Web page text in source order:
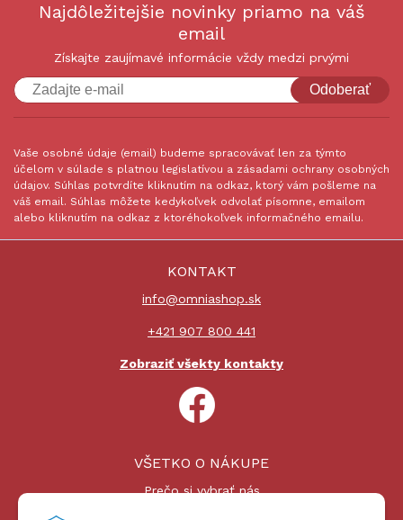
Najdôležitejšie novinky priamo na váš
email
Získajte zaujímavé informácie vždy medzi prvými
Odoberať
Vaše osobné údaje (email) budeme spracovávať len za týmto
účelom v súlade s platnou legislatívou a zásadami ochrany osobných
údajov. Súhlas potvrdíte kliknutím na odkaz, ktorý vám pošleme na
váš email. Súhlas môžete kedykoľvek odvolať písomne, emailom
alebo kliknutím na odkaz z ktoréhokoľvek informačného emailu.
KONTAKT
info@omniashop.sk
+421 907 800 441
Zobraziť všekty kontakty
VŠETKO O NÁKUPE
Prečo si vybrať nás